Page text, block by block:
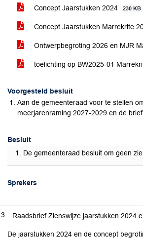
Concept Jaarstukken 2024 230 KB
Concept Jaarstukken Marrekrite
Ontwerpbegroting 2026 en MJR
toelichting op BW2025-01
Voorgesteld besluit
Aan de gemeenteraad voor te stellen
meerjarenraming 2027-2029 en de
Besluit
De gemeenteraad besluit om geen
Sprekers
Raadsbrief Zienswijze jaarstukken 2024
De jaarstukken 2024 en de concept